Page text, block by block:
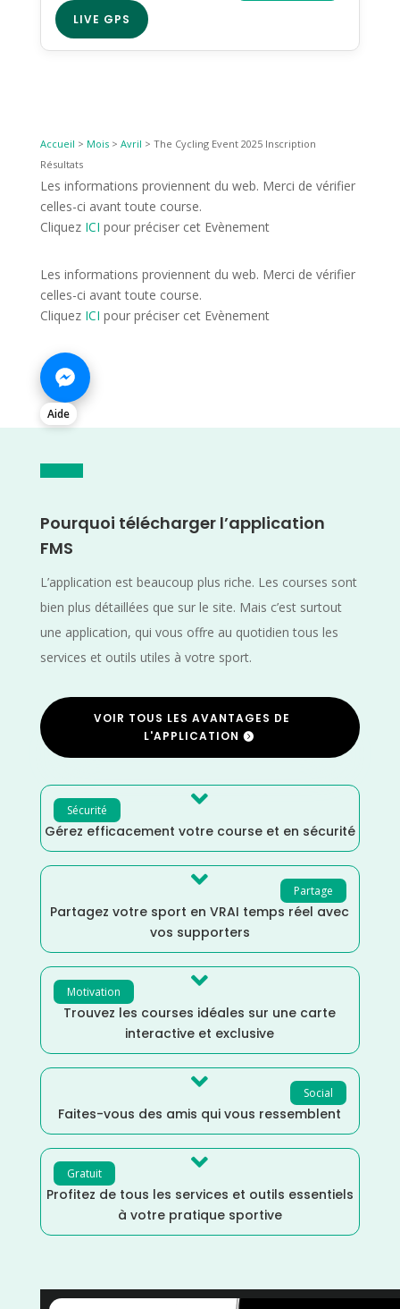
LIVE GPS
Accueil > Mois> Avril > The Cycling Event 2025 Inscription
Résultats
Les informations proviennent du web. Merci de vérifier
celles-ci avant toute course.
Cliquez ICI pour préciser cet Evènement
Les informations proviennent du web. Merci de vérifier
celles-ci avant toute course.
Cliquez ICI pour préciser cet Evènement
Aide
Pourquoi télécharger l’application
FMS
L’application est beaucoup plus riche. Les courses sont
bien plus détaillées que sur le site. Mais c’est surtout
une application, qui vous offre au quotidien tous les
services et outils utiles à votre sport.
VOIR TOUS LES AVANTAGES DE
L'APPLICATION
Sécurité 
Gérez efficacement votre course et en sécurité
Partage

Partagez votre sport en VRAI temps réel avec
vos supporters
Motivation 
Trouvez les courses idéales sur une carte
interactive et exclusive
Social

Faites-vous des amis qui vous ressemblent
Gratuit 
Profitez de tous les services et outils essentiels
à votre pratique sportive